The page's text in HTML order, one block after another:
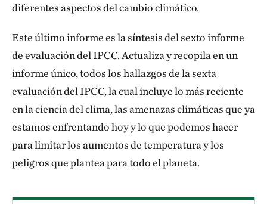
diferentes aspectos del cambio climático.
Este último informe es la síntesis del sexto informe
de evaluación del IPCC. Actualiza y recopila en un
informe único, todos los hallazgos de la sexta
evaluación del IPCC, la cual incluye lo más reciente
en la ciencia del clima, las amenazas climáticas que ya
estamos enfrentando hoy y lo que podemos hacer
para limitar los aumentos de temperatura y los
peligros que plantea para todo el planeta.